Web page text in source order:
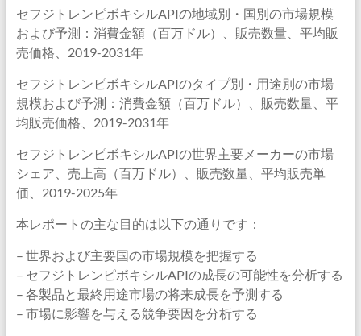
セフジトレンピボキシルAPIの地域別・国別の市場規模
および予測：消費金額（百万ドル）、販売数量、平均販
売価格、2019-2031年
セフジトレンピボキシルAPIのタイプ別・用途別の市場
規模および予測：消費金額（百万ドル）、販売数量、平
均販売価格、2019-2031年
セフジトレンピボキシルAPIの世界主要メーカーの市場
シェア、売上高（百万ドル）、販売数量、平均販売単
価、2019-2025年
本レポートの主な目的は以下の通りです：
– 世界および主要国の市場規模を把握する
– セフジトレンピボキシルAPIの成長の可能性を分析する
– 各製品と最終用途市場の将来成長を予測する
– 市場に影響を与える競争要因を分析する